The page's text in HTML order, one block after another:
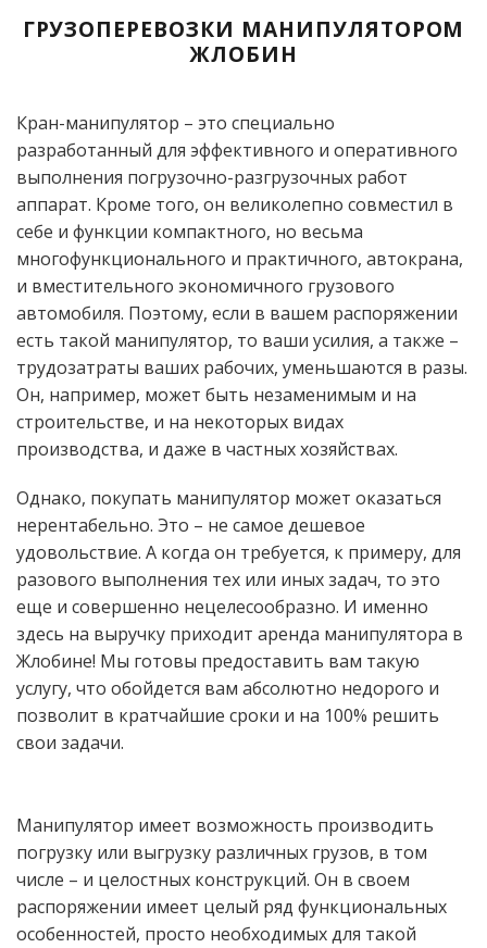
ГРУЗОПЕРЕВОЗКИ МАНИПУЛЯТОРОМ
ЖЛОБИН
Кран-манипулятор – это специально
разработанный для эффективного и оперативного
выполнения погрузочно-разгрузочных работ
аппарат. Кроме того, он великолепно совместил в
себе и функции компактного, но весьма
многофункционального и практичного, автокрана,
и вместительного экономичного грузового
автомобиля. Поэтому, если в вашем распоряжении
есть такой манипулятор, то ваши усилия, а также –
трудозатраты ваших рабочих, уменьшаются в разы.
Он, например, может быть незаменимым и на
строительстве, и на некоторых видах
производства, и даже в частных хозяйствах.
Однако, покупать манипулятор может оказаться
нерентабельно. Это – не самое дешевое
удовольствие. А когда он требуется, к примеру, для
разового выполнения тех или иных задач, то это
еще и совершенно нецелесообразно. И именно
здесь на выручку приходит аренда манипулятора в
Жлобине! Мы готовы предоставить вам такую
услугу, что обойдется вам абсолютно недорого и
позволит в кратчайшие сроки и на 100% решить
свои задачи.
Манипулятор имеет возможность производить
погрузку или выгрузку различных грузов, в том
числе – и целостных конструкций. Он в своем
распоряжении имеет целый ряд функциональных
особенностей, просто необходимых для такой